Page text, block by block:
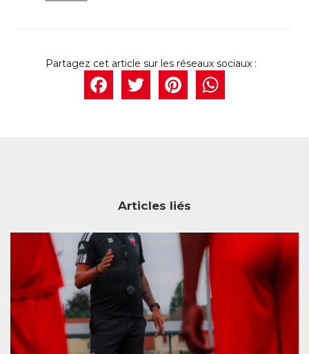
Facebook
Twitter
Articles liés